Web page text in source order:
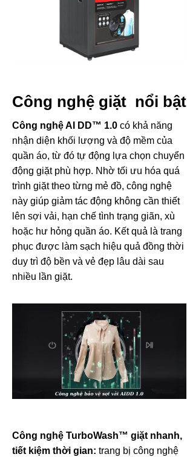
Công nghệ giặt nổi bật
Công nghệ AI DD™ 1.0 có khả năng
nhận diện khối lượng và độ mềm của
quần áo, từ đó tự động lựa chọn chuyển
động giặt phù hợp. Nhờ tối ưu hóa quá
trình giặt theo từng mẻ đồ, công nghệ
này giúp giảm tác động không cần thiết
lên sợi vải, hạn chế tình trạng giãn, xù
hoặc hư hỏng quần áo. Kết quả là trang
phục được làm sạch hiệu quả đồng thời
duy trì độ bền và vẻ đẹp lâu dài sau
nhiều lần giặt.
Công nghệ TurboWash™ giặt nhanh,
tiết kiệm thời gian: trang bị công nghệ